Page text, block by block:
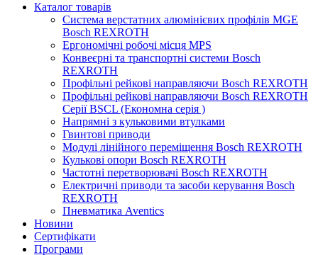
Каталог товарів
Система верстатних алюмінієвих профілів MGE
Bosch REXROTH
Ергономічні робочі місця MPS
Конвеєрні та транспортні системи Bosch
REXROTH
Профільні рейкові направляючи Bosch REXROTH
Профільні рейкові направляючи Bosch REXROTH
Серії BSCL (Економна серія )
Напрямні з кульковими втулками
Гвинтові приводи
Модулі лінійного переміщення Bosch REXROTH
Кулькові опори Bosch REXROTH
Частотні перетворювачі Bosch REXROTH
Електричні приводи та засоби керування Bosch
REXROTH
Пневматика Aventics
Новини
Сертифікати
Програми